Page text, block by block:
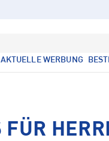
AKTUELLE WERBUNG
FÜR